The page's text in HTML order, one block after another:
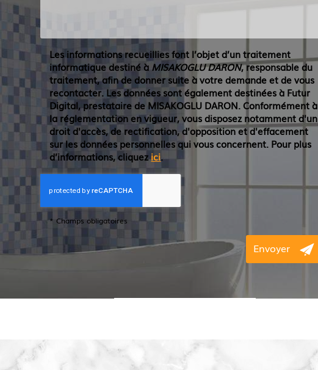
Les informations recueillies font l’objet d’un traitement
informatique destiné à MISAKOGLU DARON, responsable du
traitement, afin de donner suite à votre demande et de vous
recontacter. Les données sont également destinées à Futur
Digital, prestataire de MISAKOGLU DARON. Conformément à
la réglementation en vigueur, vous disposez notamment d'un
droit d'accès, de rectification, d'opposition et d'effacement
sur les données personnelles qui vous concernent. Pour plus
d’informations, cliquezici.
*Champs obligatoires